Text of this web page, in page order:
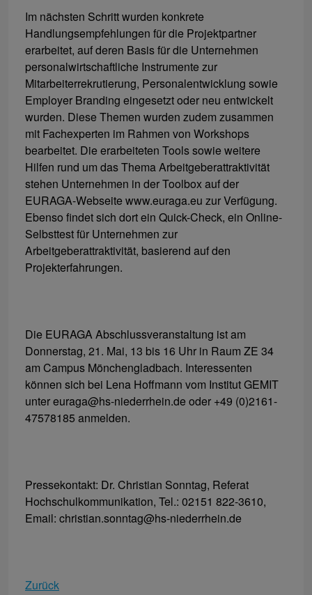
Im nächsten Schritt wurden konkrete
Handlungsempfehlungen für die Projektpartner
erarbeitet, auf deren Basis für die Unternehmen
personalwirtschaftliche Instrumente zur
Mitarbeiterrekrutierung, Personalentwicklung sowie
Employer Branding eingesetzt oder neu entwickelt
wurden. Diese Themen wurden zudem zusammen
mit Fachexperten im Rahmen von Workshops
bearbeitet. Die erarbeiteten Tools sowie weitere
Hilfen rund um das Thema Arbeitgeberattraktivität
stehen Unternehmen in der Toolbox auf der
EURAGA-Webseite www.euraga.eu zur Verfügung.
Ebenso findet sich dort ein Quick-Check, ein Online-
Selbsttest für Unternehmen zur
Arbeitgeberattraktivität, basierend auf den
Projekterfahrungen.
Die EURAGA Abschlussveranstaltung ist am
Donnerstag, 21. Mai, 13 bis 16 Uhr in Raum ZE 34
am Campus Mönchengladbach. Interessenten
können sich bei Lena Hoffmann vom Institut GEMIT
unter euraga@hs-niederrhein.de oder +49 (0)2161-
47578185 anmelden.
Pressekontakt: Dr. Christian Sonntag, Referat
Hochschulkommunikation, Tel.: 02151 822-3610,
Email: christian.sonntag@hs-niederrhein.de
Zurück